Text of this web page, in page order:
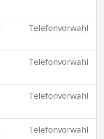
Telefonvorwahl
Telefonvorwahl
Telefonvorwahl
Telefonvorwahl